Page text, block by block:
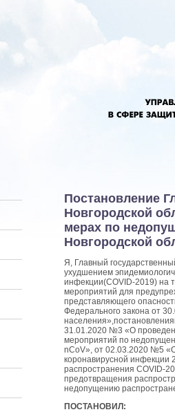
Постановление
Новгородской
мерах по
Новгородской
Я, Главный
ухудшением
инфекции(COVID-2019) на
мероприятий для
представляющего
Федерального закона от
31.01.2020 №3 «О
мероприятий по
nCoV», от 02.03.2020 №5
коронавирусной
распространения COVID-
предотвращения
недопущению
ПОСТАНОВИЛ: